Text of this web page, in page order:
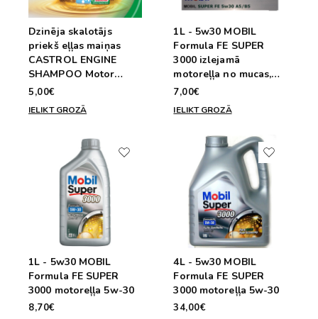
Dzinēja skalotājs
priekš eļļas maiņas
CASTROL ENGINE
SHAMPOO Motor
Flush 10min. 300ml
5,00€
IELIKT GROZĀ
1L - 5w30 MOBIL
Formula FE SUPER
3000 izlejamā
motoreļļa no mucas,
plastmasas traukā
7,00€
IELIKT GROZĀ
1L - 5w30 MOBIL
Formula FE SUPER
3000 motoreļļa 5w-30
8,70€
4L - 5w30 MOBIL
Formula FE SUPER
3000 motoreļļa 5w-30
34,00€